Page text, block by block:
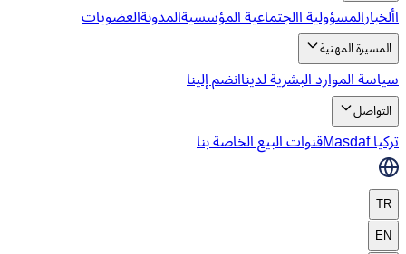
األخبارالمسؤولية االجتماعية المؤسسيةالمدونةالعضويات
المسيرة المهنية
سياسة الموارد البشرية لديناانضم إلينا
التواصل
تركيا Masdaf قنوات البيع الخاصة بنا
TR
EN